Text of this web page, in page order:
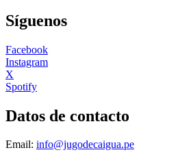
Síguenos
Facebook
Instagram
X
Spotify
Datos de contacto
Email: info@jugodecaigua.pe